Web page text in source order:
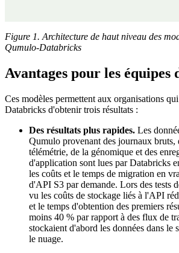
Figure 1. Architecture de haut niveau des
Qumulo-Databricks
Avantages pour les équipes
Ces modèles permettent aux organisations
Databricks d'obtenir trois résultats :
Des résultats plus rapides. Les
Qumulo provenant des journaux bruts,
télémétrie, de la génomique et des
d'application sont lues par Databricks
les coûts et le temps de migration en
d'API S3 par demande. Lors des tests
vu les coûts de stockage liés à l'API
et le temps d'obtention des premiers
moins 40 % par rapport à des flux de
stockaient d'abord les données dans le
le nuage.